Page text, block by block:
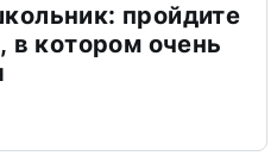
пройдите
в котором очень